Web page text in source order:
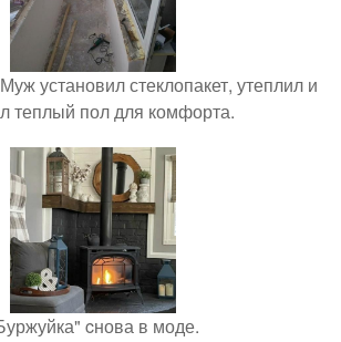
установил стеклопакет, утеплил и
теплый пол для комфорта.
cнова в моде.